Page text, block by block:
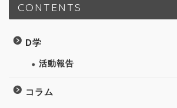
CONTENTS
D学
活動報告
コラム